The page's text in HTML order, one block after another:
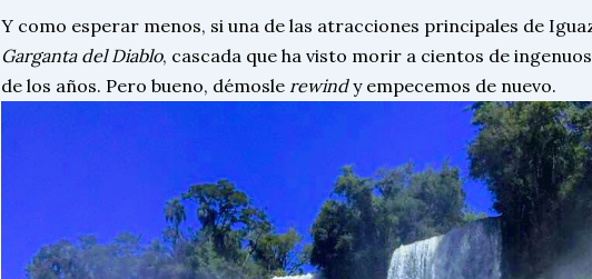
Y como esperar menos, si una de las atracciones principales de
Garganta del Diablo, cascada que ha visto morir a cientos de
de los años. Pero bueno, démosle rewindy empecemos de nuevo.